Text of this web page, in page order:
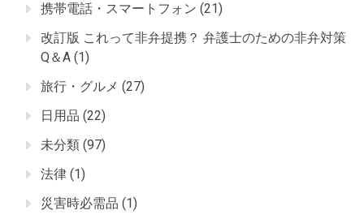
携帯電話・スマートフォン (21)
改訂版 これって非弁提携？ 弁護士のための非弁対策
Q＆A (1)
旅行・グルメ (27)
日用品 (22)
未分類 (97)
法律 (1)
災害時必需品 (1)